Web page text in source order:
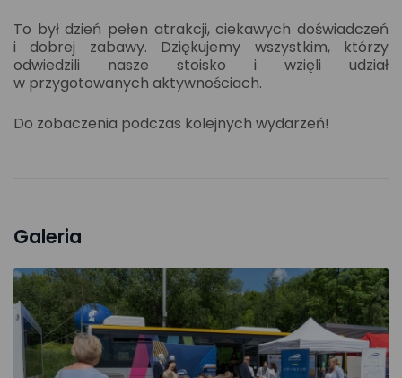
To był dzień pełen atrakcji, ciekawych doświadczeń
i dobrej zabawy. Dziękujemy wszystkim, którzy
odwiedzili nasze stoisko i wzięli udział
w przygotowanych aktywnościach.
Do zobaczenia podczas kolejnych wydarzeń!
Galeria